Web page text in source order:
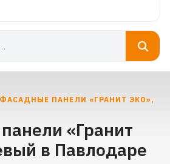
ПАНЕЛИ «ГРАНИТ ЭКО»,
«Гранит
в Павлодаре